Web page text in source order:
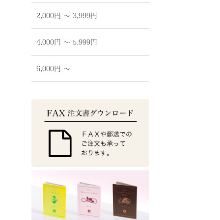
2,000円 〜 3,999円
4,000円 〜 5,999円
6,000円 〜